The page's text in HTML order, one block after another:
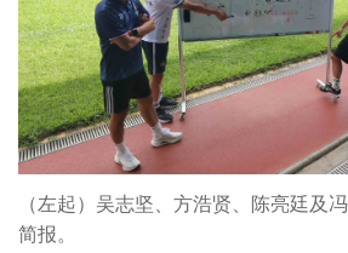
（左起）吴志坚、方浩贤、陈亮廷及
简报。